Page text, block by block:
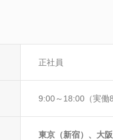
正社員
9:00～18:00（実働8
東京（新宿）、大